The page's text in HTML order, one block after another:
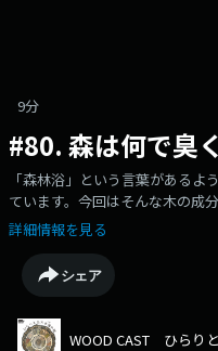
9分
#80. 森は何で臭
「森林浴」という言葉がある
ています。今回はそんな木の成
たウッドコースター、、、ぜひ
演者】一般社団法人ウッディ
Hillaryhttps://
※)
詳細情報を見る
シェア
WOOD CAST ひらり